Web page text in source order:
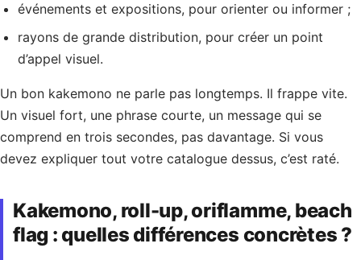
événements et expositions, pour orienter ou informer ;
rayons de grande distribution, pour créer un point
d’appel visuel.
Un bon kakemono ne parle pas longtemps. Il frappe vite.
Un visuel fort, une phrase courte, un message qui se
comprend en trois secondes, pas davantage. Si vous
devez expliquer tout votre catalogue dessus, c’est raté.
Kakemono, roll-up, oriflamme, beach
flag : quelles différences concrètes ?